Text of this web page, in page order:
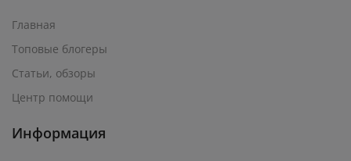
Главная
Топовые блогеры
Статьи, обзоры
Центр помощи
Информация